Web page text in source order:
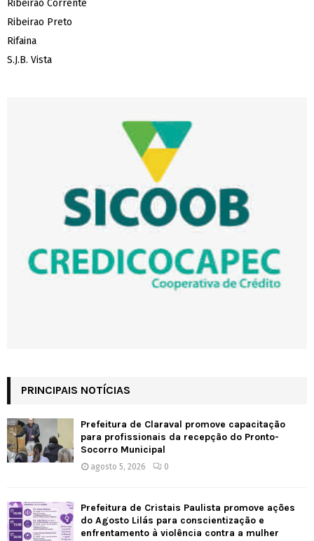
Ribeirão Corrente
Ribeirao Preto
Rifaina
S.J.B. Vista
PRINCIPAIS NOTÍCIAS
Prefeitura de Claraval promove capacitação
para profissionais da recepção do Pronto-
Socorro Municipal
agosto 5, 2026 0
Prefeitura de Cristais Paulista promove ações
do Agosto Lilás para conscientização e
enfrentamento à violência contra a mulher